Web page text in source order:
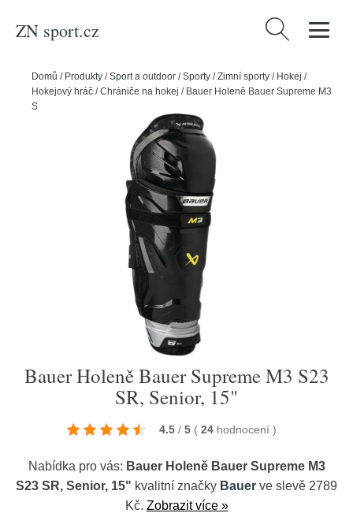
ZN sport.cz Vyhledávání
Domů / Produkty /Sport a outdoor /Sporty /Zimní sporty / Hokej /
Hokejový hráč /Chrániče na hokej / Bauer Holeně Bauer Supreme M3
S23 SR, Senior, 15"
Bauer Holeně Bauer Supreme M3 S23
SR, Senior, 15"
4.5 / 5 ( 24 hodnocení )
Nabídka pro vás: Bauer Holeně Bauer Supreme M3
S23 SR, Senior, 15" kvalitní značky Bauer ve slevě 2789
Kč. Zobrazit více »